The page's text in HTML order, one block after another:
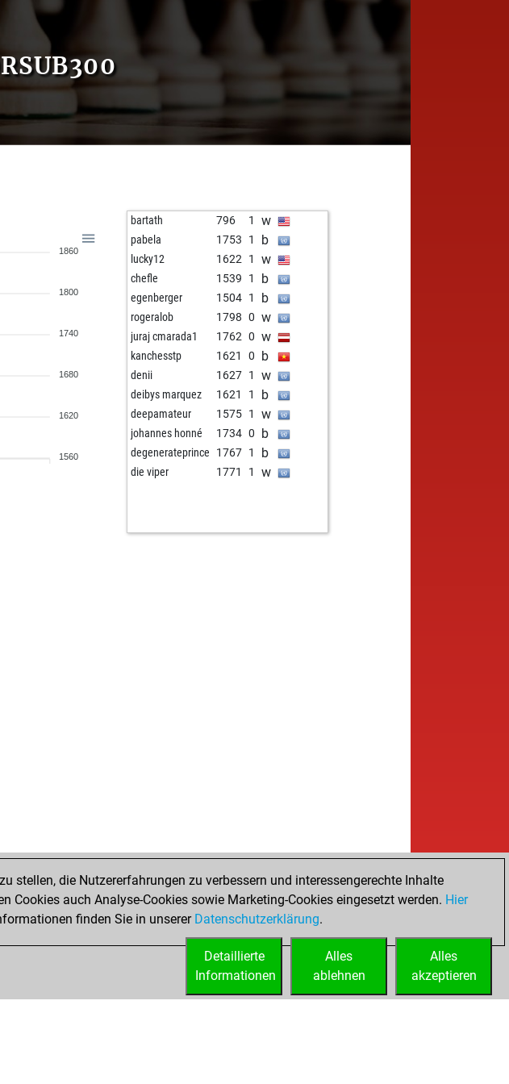
1860
1800
1740
1680
1620
1560
bartath 796 1 w
pabela 1753 1 b
lucky12 1622 1 w
chefle 1539 1 b
egenberger 1504 1 b
rogeralob 1798 0 w
juraj cmarada1 1762 0 w
kanchesstp 1621 0 b
denii 1627 1 w
deibys marquez 1621 1 b
deepamateur 1575 1 w
johannes honné 1734 0 b
degenerateprince 1767 1 b
die viper 1771 1 w
stellen, die Nutzererfahrungen zu verbessern und interessengerechte Inhalte
auch Analyse-Cookies sowie Marketing-Cookies eingesetzt werden. Hier
finden Sie in unserer Datenschutzerklärung.
Alles
akzeptieren
Alles
ablehnen
Detaillierte
Informationen